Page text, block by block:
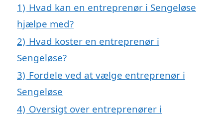
1) Hvad kan en entreprenør i Sengeløse
hjælpe med?
2) Hvad koster en entreprenør i
Sengeløse?
3) Fordele ved at vælge entreprenør i
Sengeløse
4) Oversigt over entreprenører i